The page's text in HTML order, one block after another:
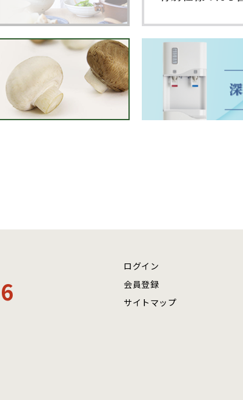
ログイン
会員登録
サイトマップ